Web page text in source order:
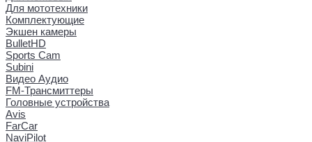
Для мототехники
Комплектующие
Экшен камеры
BulletHD
Sports Cam
Subini
Видео Аудио
FM-Трансмиттеры
Головные устройства
Avis
FarCar
NaviPilot